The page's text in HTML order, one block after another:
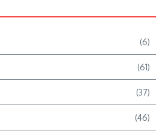
(6)
(61)
(37)
(46)